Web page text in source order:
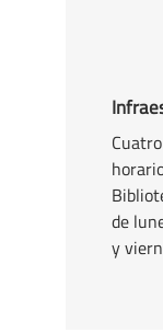
de
y